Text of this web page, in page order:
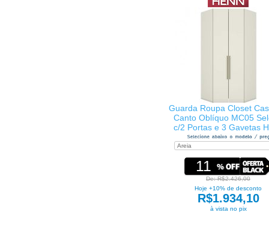
Guarda Roupa Closet
Canto Oblíquo MC05
c/2 Portas e 3 Gavetas
11
De: R$2.426,00
Hoje +10% de desconto
R$1.934,10
à vista no pix